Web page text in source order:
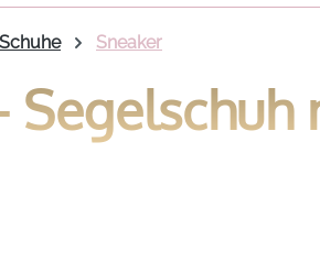
Schuhe Sneaker